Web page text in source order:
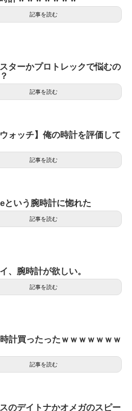
記事を読む
ターかプロトレックで悩むの
記事を読む
ウォッチ】俺の時計を評価して
記事を読む
という腕時計に惚れた
記事を読む
、腕時計が欲しい。
記事を読む
計買ったったｗｗｗｗｗｗｗ
記事を読む
のデイトナかオメガのスピー